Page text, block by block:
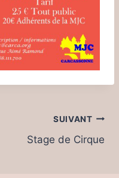
SUIVANT
Stage de Cirque